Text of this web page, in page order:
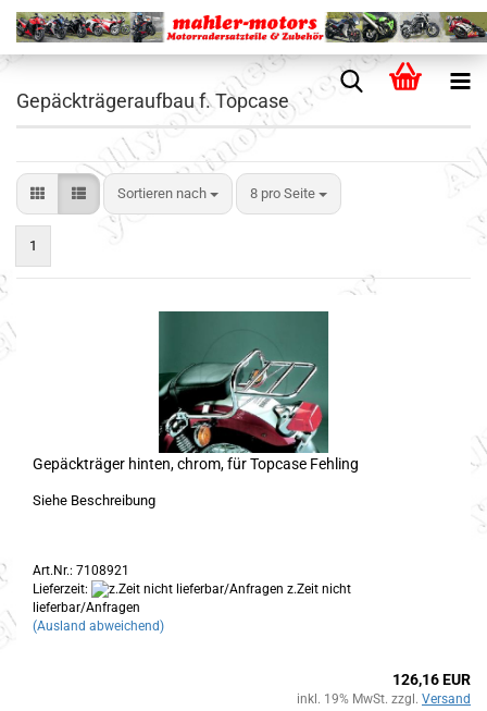
Gepäckträgeraufbau f. Topcase
Sortieren nach 8 pro Seite
1
Gepäckträger hinten, chrom, für Topcase Fehling
Siehe Beschreibung
Art.Nr.: 7108921
Lieferzeit:
z.Zeit nicht
lieferbar/Anfragen
(Ausland abweichend)
126,16 EUR
inkl. 19% MwSt. zzgl. Versand